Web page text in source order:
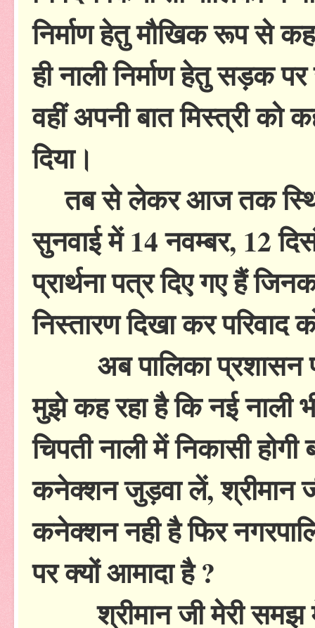
निर्माण हेतु मौखिक रूप से
ही नाली निर्माण हेतु सड़क
वहीं अपनी बात मिस्त्री
दिया।
तब से लेकर आज तक
सुनवाई में 14 नवम्बर, 12
प्रार्थना पत्र दिए गए हैं
निस्तारण दिखा कर
अब पालिका प्रशासन
मुझे कह रहा है कि नई नाली
चिपती नाली में निकासी
कनेक्शन जुड़वा लें, श्रीमान
कनेक्शन नही है फिर
पर क्यों आमादा है ?
श्रीमान जी मेरी समझ